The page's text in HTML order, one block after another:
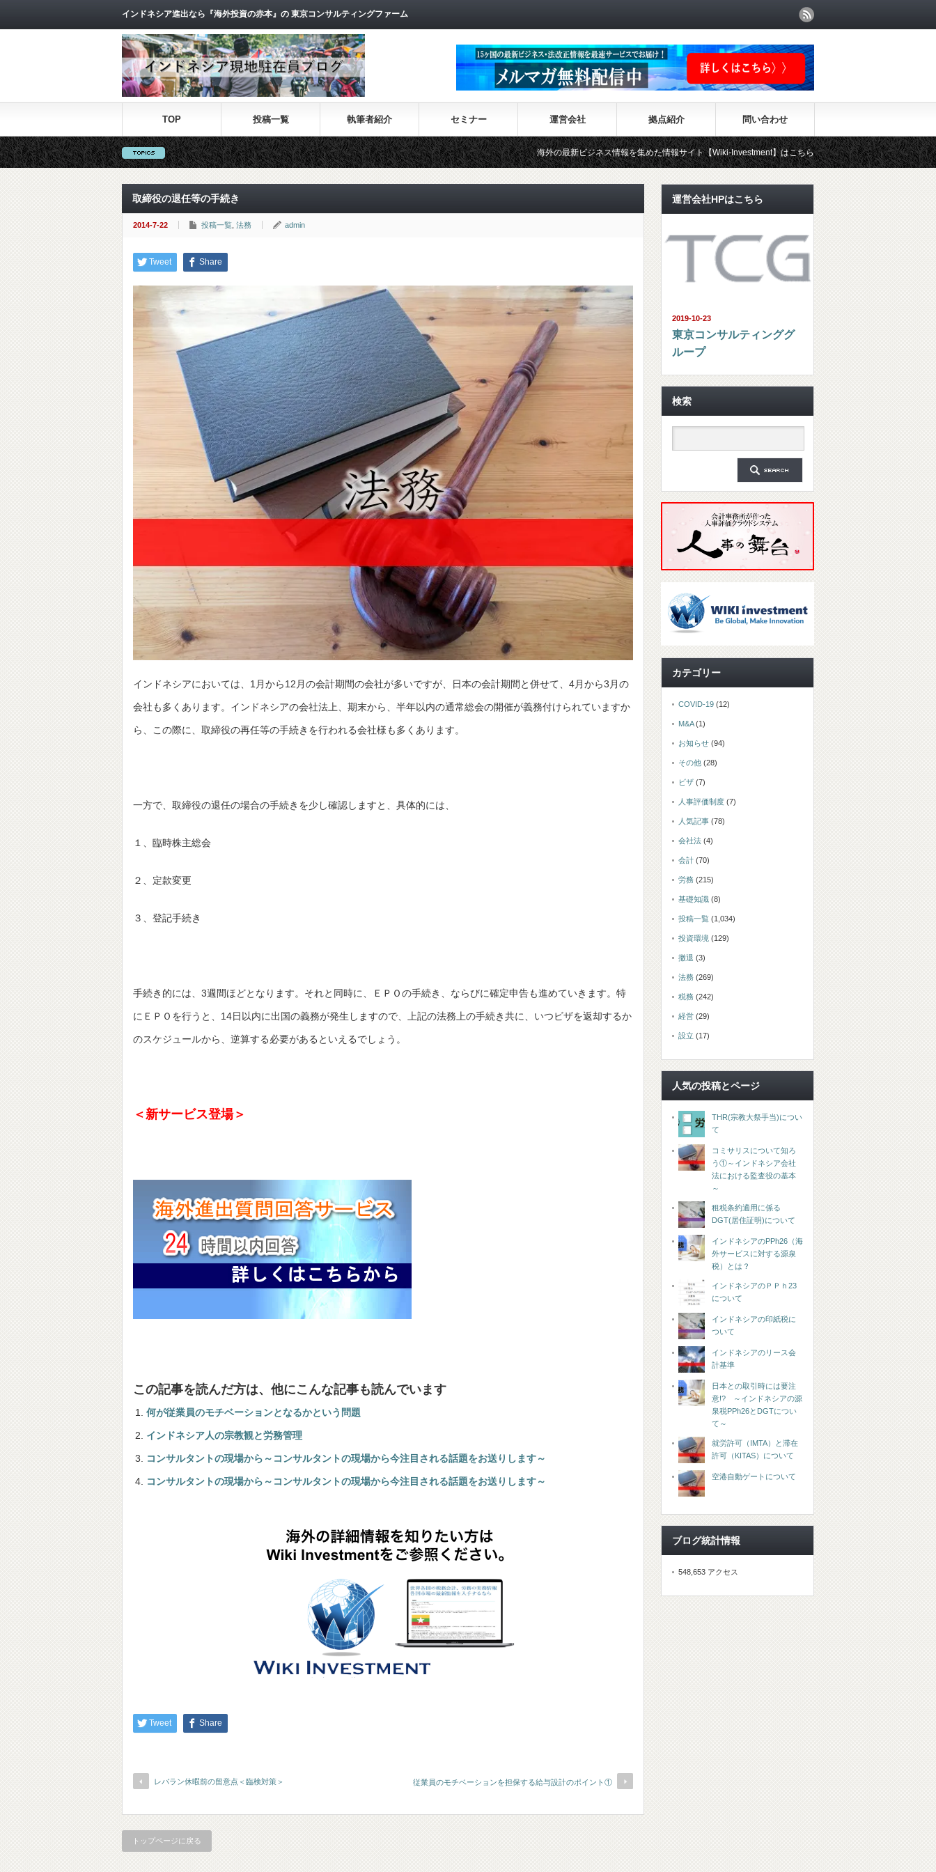
インドネシア進出なら『海外投資の赤本』の 東京コンサルティングファーム
TOP 投稿一覧 執筆者紹介 セミナー 運営会社 拠点紹介 問い合わせ
海外の最新ビジネス情報を集めた情報サイト【Wiki-Investment】はこちらから！！
取締役の退任等の手続き
2014-7-22 投稿一覧 法務 admin
Tweet Share
インドネシアにおいては、1月から12月の会計期間の会社が多いですが、日本の会計期間と併せて、4月から3月の
会社も多くあります。インドネシアの会社法上、期末から、半年以内の通常総会の開催が義務付けられていますか
ら、この際に、取締役の再任等の手続きを行われる会社様も多くあります。
一方で、取締役の退任の場合の手続きを少し確認しますと、具体的には、
１、臨時株主総会
２、定款変更
３、登記手続き
手続き的には、3週間ほどとなります。それと同時に、ＥＰＯの手続き、ならびに確定申告も進めていきます。特
にＥＰＯを行うと、14日以内に出国の義務が発生しますので、上記の法務上の手続き共に、いつビザを返却するか
のスケジュールから、逆算する必要があるといえるでしょう。
＜新サービス登場＞
この記事を読んだ方は、他にこんな記事も読んでいます
何が従業員のモチベーションとなるかという問題
インドネシア人の宗教観と労務管理
コンサルタントの現場から～コンサルタントの現場から今注目される話題をお送りします～
コンサルタントの現場から～コンサルタントの現場から今注目される話題をお送りします～
Tweet Share
レバラン休暇前の留意点＜臨検対策＞ 従業員のモチベーションを担保する給与設計のポイント①
トップページに戻る
運営会社HPはこちら
2019-10-23
東京コンサルティンググ
ループ
検索
カテゴリー
COVID-19 (12)
M&A(1)
お知らせ (94)
その他 (28)
ビザ (7)
人事評価制度 (7)
人気記事 (78)
会社法 (4)
会計 (70)
労務 (215)
基礎知識 (8)
投稿一覧 (1,034)
投資環境 (129)
撤退 (3)
法務 (269)
税務 (242)
経営 (29)
設立 (17)
人気の投稿とページ
THR(宗教大祭手当)につい
て
コミサリスについて知ろ
う①～インドネシア会社
法における監査役の基本
～
租税条約適用に係る
DGT(居住証明)について
インドネシアのPPh26（海
外サービスに対する源泉
税）とは？
インドネシアのＰＰｈ23
について
インドネシアの印紙税に
ついて
インドネシアのリース会
計基準
日本との取引時には要注
意!? ～インドネシアの源
泉税PPh26とDGTについ
て～
就労許可（IMTA）と滞在
許可（KITAS）について
空港自動ゲートについて
ブログ統計情報
548,653 アクセス